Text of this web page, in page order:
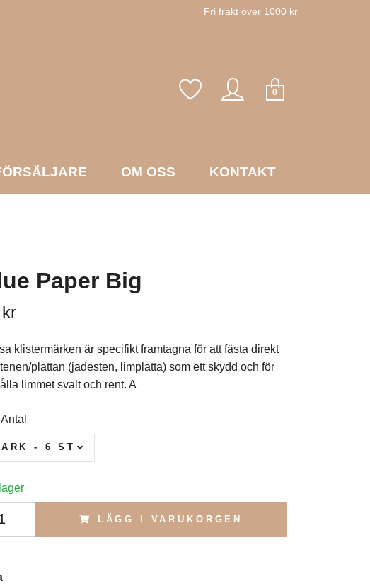
Fri frakt över 1000 kr
0
OM OSS KONTAKT
Paper Big
klistermärken är specifikt framtagna för att fästa direkt
plattan (jadesten, limplatta) som ett skydd och för
limmet svalt och rent. A
- 6 ST
LÄGG I VARUKORGEN